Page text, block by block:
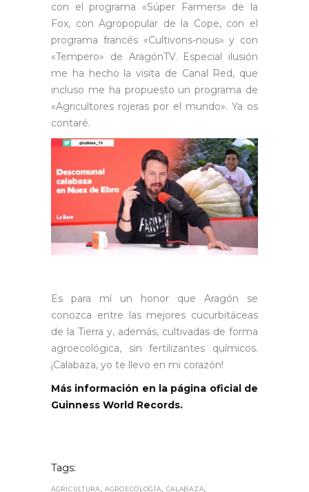
con el programa «Súper Farmers» de la
Fox, con Agropopular de la Cope, con el
programa francés «Cultivons-nous» y con
«Tempero» de AragónTV. Especial ilusión
me ha hecho la visita de Canal Red, que
incluso me ha propuesto un programa de
«Agricultores rojeras por el mundo». Ya os
contaré.
Es para mí un honor que Aragón se
conozca entre las mejores cucurbitáceas
de la Tierra y, además, cultivadas de forma
agroecológica, sin fertilizantes químicos.
¡Calabaza, yo te llevo en mi corazón!
Más información en la página oficial de
Guinness World Records.
Tags:
AGRICULTURA, AGROECOLOGÍA, CALABAZA,